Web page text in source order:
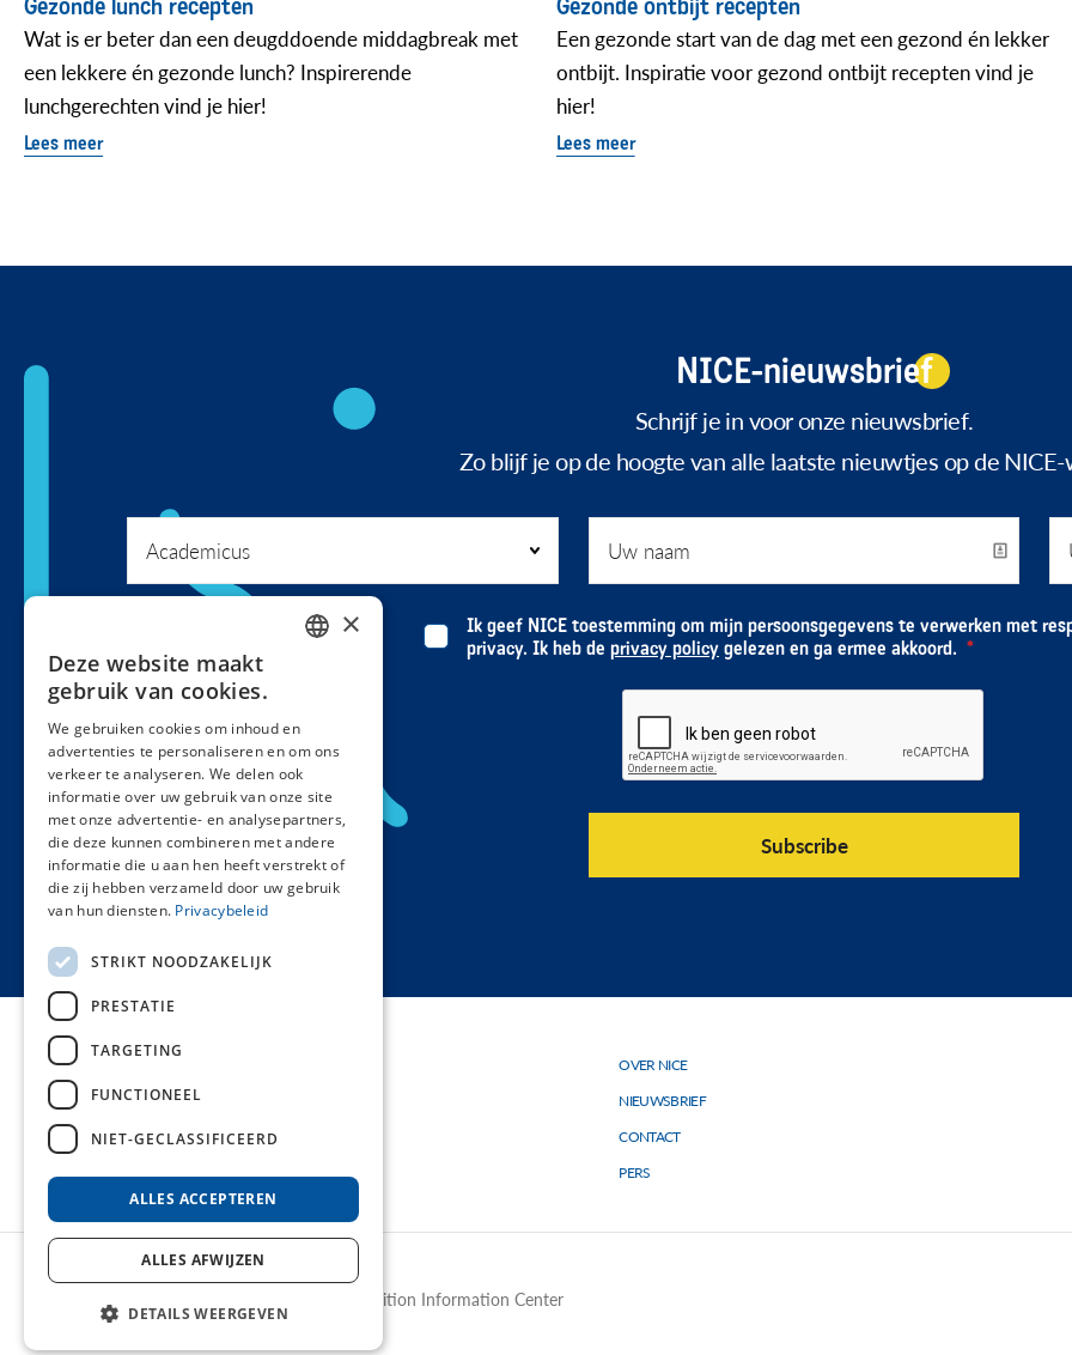
Gezonde lunch recepten
Wat is er beter dan een deugddoende middagbreak met
een lekkere én gezonde lunch? Inspirerende
lunchgerechten vind je hier!
Lees meer
Gezonde ontbijt recepten
Een gezonde start van de dag met een gezond én lekker
ontbijt. Inspiratie voor gezond ontbijt recepten vind je
hier!
Lees meer
NICE-nieuwsbrief
Schrijf je in voor onze nieuwsbrief.
Zo blijf je op de hoogte van alle laatste nieuwtjes op de
Ik geef NICE toestemming om mijn persoonsgegevens te verwerken met
privacy. Ik heb de privacy policy gelezen en ga ermee akkoord.
Hoofdnavigatie Topmenu
OVER NICE
NIEUWSBRIEF
CONTACT
PERS
©2026 NICE - Nutrition Information Center
×
Deze website maakt
gebruik van cookies.
We gebruiken cookies om inhoud en
advertenties te personaliseren en om ons
verkeer te analyseren. We delen ook
informatie over uw gebruik van onze site
met onze advertentie- en analysepartners,
die deze kunnen combineren met andere
informatie die u aan hen heeft verstrekt of
die zij hebben verzameld door uw gebruik
van hun diensten. Privacybeleid
STRIKT NOODZAKELIJK
PRESTATIE
TARGETING
FUNCTIONEEL
NIET-GECLASSIFICEERD
ALLES ACCEPTEREN
ALLES AFWIJZEN
DETAILS WEERGEVEN